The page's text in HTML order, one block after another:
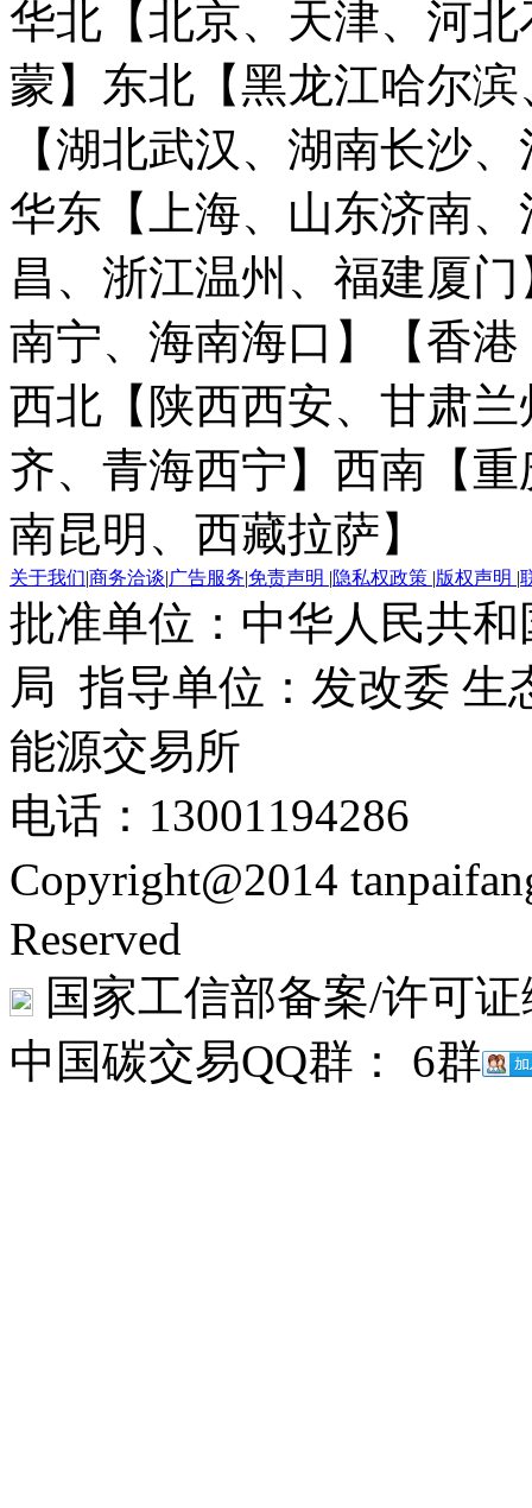
华北【北京、天津、河
蒙】 东北【黑龙江哈尔
【湖北武汉、湖南长沙
华东【上海、山东济南
昌、浙江温州、福建厦门
南宁、海南海口】
【香
西北【陕西西安、甘肃
齐、青海西宁】 西南【
南昆明、西藏拉萨】
关于我们|商务洽谈|广告服务|免责声明 |隐私权政策 |版权声明 |
批准单位：中华人民共
局 指导单位：发改委 生
能源交易所
电话：13001194286
Copyright@2014
Reserved
国家工信部备案/许可
中国碳交易QQ群： 6群